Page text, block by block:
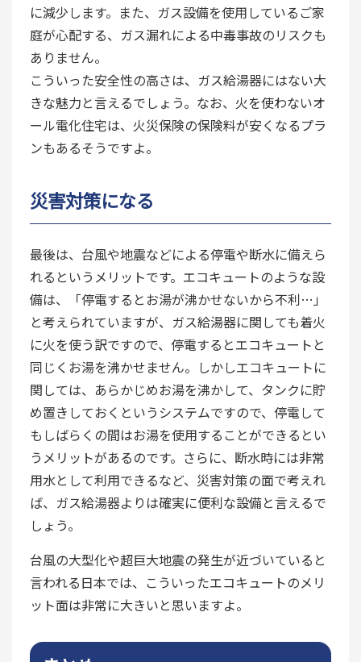
に減少します。また、ガス設備を使用しているご家
庭が心配する、ガス漏れによる中毒事故のリスクも
ありません。
こういった安全性の高さは、ガス給湯器にはない大
きな魅力と言えるでしょう。なお、火を使わないオ
ール電化住宅は、火災保険の保険料が安くなるプラ
ンもあるそうですよ。
災害対策になる
最後は、台風や地震などによる停電や断水に備えら
れるというメリットです。エコキュートのような設
備は、「停電するとお湯が沸かせないから不利…」
と考えられていますが、ガス給湯器に関しても着火
に火を使う訳ですので、停電するとエコキュートと
同じくお湯を沸かせません。しかしエコキュートに
関しては、あらかじめお湯を沸かして、タンクに貯
め置きしておくというシステムですので、停電して
もしばらくの間はお湯を使用することができるとい
うメリットがあるのです。さらに、断水時には非常
用水として利用できるなど、災害対策の面で考えれ
ば、ガス給湯器よりは確実に便利な設備と言えるで
しょう。
台風の大型化や超巨大地震の発生が近づいていると
言われる日本では、こういったエコキュートのメリ
ット面は非常に大きいと思いますよ。